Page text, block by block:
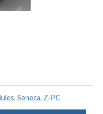
, Seneca, Z-PC